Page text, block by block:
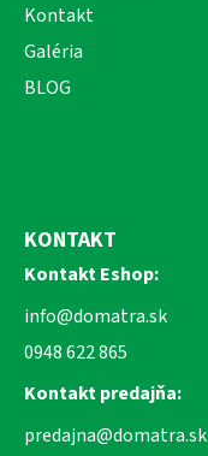
Kontakt
Galéria
BLOG
KONTAKT
Kontakt Eshop:
info@domatra.sk
0948 622 865
Kontakt predajňa:
predajna@domatra.sk